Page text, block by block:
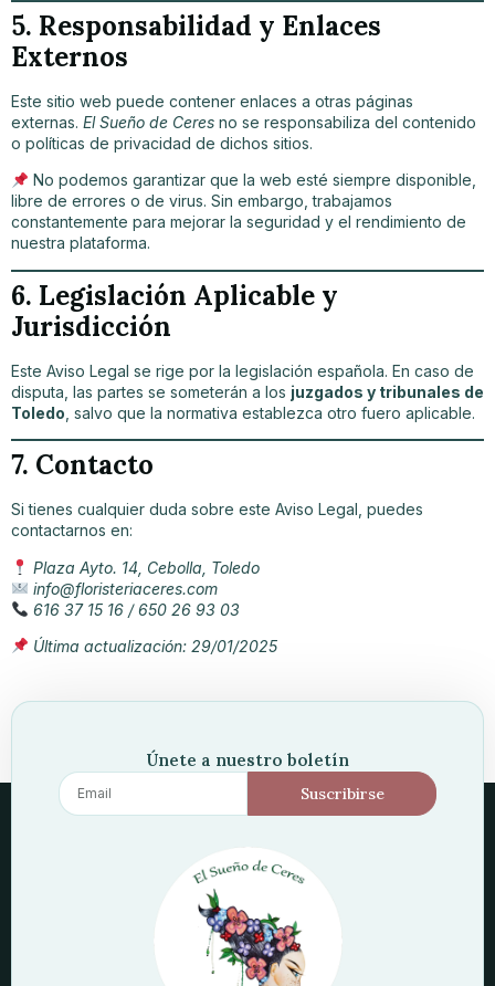
5. Responsabilidad y Enlaces
Externos
Este sitio web puede contener enlaces a otras páginas
externas. El Sueño de Ceres no se responsabiliza del contenido
o políticas de privacidad de dichos sitios.
No podemos garantizar que la web esté siempre disponible,
libre de errores o de virus. Sin embargo, trabajamos
constantemente para mejorar la seguridad y el rendimiento de
nuestra plataforma.
6. Legislación Aplicable y
Jurisdicción
Este Aviso Legal se rige por la legislación española. En caso de
disputa, las partes se someterán a los juzgados y tribunales de
Toledo , salvo que la normativa establezca otro fuero aplicable.
7. Contacto
Si tienes cualquier duda sobre este Aviso Legal, puedes
contactarnos en:
Plaza Ayto. 14, Cebolla, Toledo
info@floristeriaceres.com
616 37 15 16 / 650 26 93 03
Última actualización: 29/01/2025
Únete a nuestro boletín
Suscribirse